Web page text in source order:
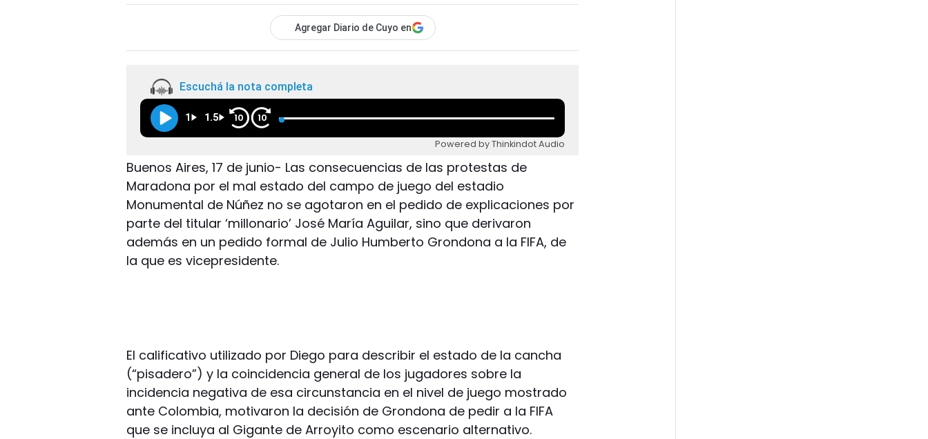
Agregar Diario de Cuyo en
Escuchá la nota completa
1 1.5 10 10
Powered by Thinkindot Audio
Buenos Aires, 17 de junio- Las consecuencias de las protestas de
Maradona por el mal estado del campo de juego del estadio
Monumental de Núñez no se agotaron en el pedido de explicaciones por
parte del titular ‘millonario’ José María Aguilar, sino que derivaron
además en un pedido formal de Julio Humberto Grondona a la FIFA, de
la que es vicepresidente.
El calificativo utilizado por Diego para describir el estado de la cancha
(“pisadero”) y la coincidencia general de los jugadores sobre la
incidencia negativa de esa circunstancia en el nivel de juego mostrado
ante Colombia, motivaron la decisión de Grondona de pedir a la FIFA
que se incluya al Gigante de Arroyito como escenario alternativo.